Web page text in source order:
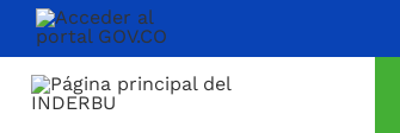
Saltar
contenido